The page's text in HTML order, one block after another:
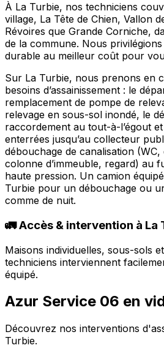
À La Turbie, nos techniciens
village, La Tête de Chien, Vallon
Révoires que Grande Corniche,
de la commune. Nous
durable au meilleur coût pour
Sur La Turbie, nous prenons en
besoins d’assainissement : le
remplacement de pompe de
relevage en sous-sol inondé, le
raccordement au tout-à-l’égout
enterrées jusqu’au collecteur
débouchage de canalisation
colonne d’immeuble, regard) au
haute pression. Un camion
Turbie pour un débouchage ou
comme de nuit.
🚛 Accès & intervention à La
Maisons individuelles, sous-sols
techniciens interviennent
équipé.
Azur Service 06 en
Découvrez nos interventions
Turbie.